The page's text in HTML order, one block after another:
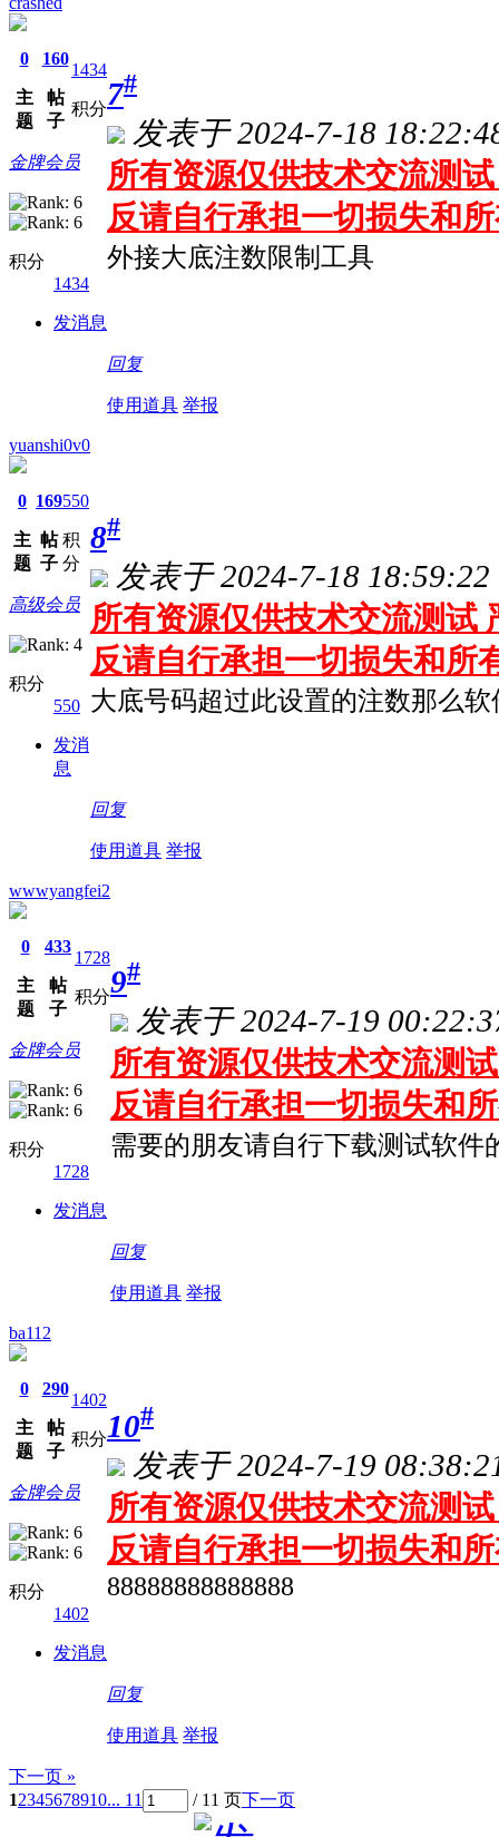
0
主
题
160
帖
子
1434
积分
金牌会员
积分
1434
发消息
7#
发表于 2024-7-18
所有资源仅供技术交流测
反请自行承担一切损失和
外接大底注数限制工具
回复
使用道具 举报
yuanshi0v0
0
主
题
169
帖
子
550
积
分
高级会员
积分
550
发消
息
8#
发表于 2024-7-18 18:59:22
所有资源仅供技术交流测试
反请自行承担一切损失和所
大底号码超过此设置的注数那么
回复
使用道具 举报
wwwyangfei2
0
主
题
433
帖
子
1728
积分
金牌会员
积分
1728
发消息
9#
发表于 2024-7-19
所有资源仅供技术交流测
反请自行承担一切损失和
需要的朋友请自行下载测试软件
回复
使用道具 举报
ba112
0
主
题
290
帖
子
1402
积分
金牌会员
积分
1402
发消息
10#
发表于 2024-7-19
所有资源仅供技术交流测
反请自行承担一切损失和
88888888888888
回复
使用道具 举报
下一页 »
12345678910... 11 / 11 页下一页